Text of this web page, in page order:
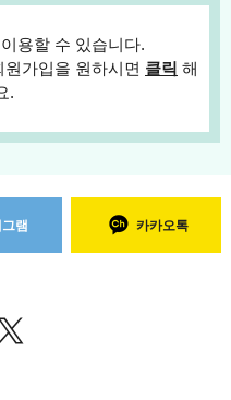
용할 수 있습니다.
가입을 원하시면 클릭 해
.
램 카카오톡
위
로